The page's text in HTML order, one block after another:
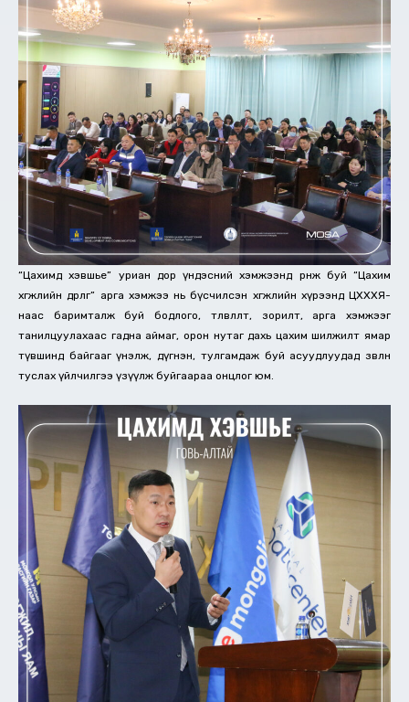
“Цахимд хэвшье” уриан дор үндэсний хэмжээнд өрнөж буй “Цахим
хөгжлийн өдөрлөг” арга хэмжээ нь бүсчилсэн хөгжлийн хүрээнд ЦХХХЯ-
наас баримталж буй бодлого, төлөвлөлт, зорилт, арга хэмжээг
танилцуулахаас гадна аймаг, орон нутаг дахь цахим шилжилт ямар
түвшинд байгааг үнэлж, дүгнэн, тулгамдаж буй асуудлуудад зөвлөн
туслах үйлчилгээ үзүүлж буйгаараа онцлог юм.